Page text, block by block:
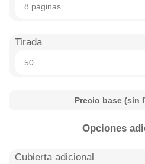
8 páginas
Tirada
50
Precio base (sin
Opciones
Cubierta adicional